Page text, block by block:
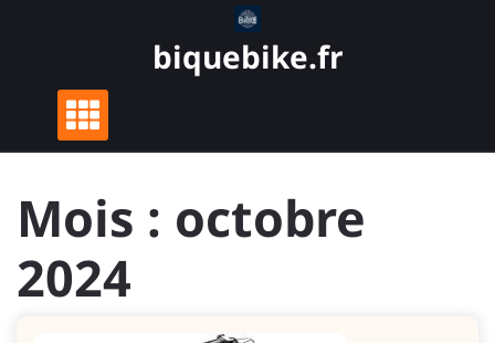
biquebike.fr
Mois : octobre
2024